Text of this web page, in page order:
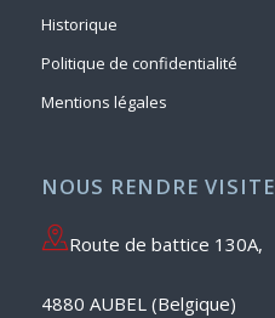
Historique
Politique de confidentialité
Mentions légales
NOUS RENDRE VISITE
Route de battice 130A,
4880 AUBEL (Belgique)